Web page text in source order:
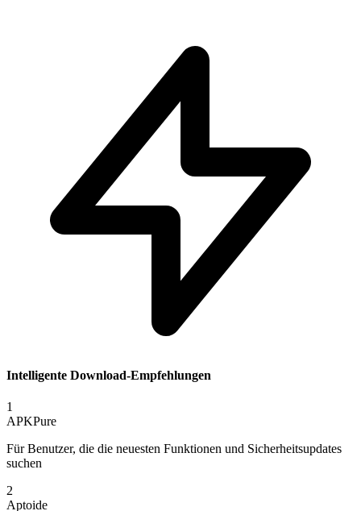
Intelligente Download-Empfehlungen
1
APKPure
Für Benutzer, die die neuesten Funktionen und Sicherheitsupdates
suchen
2
Aptoide